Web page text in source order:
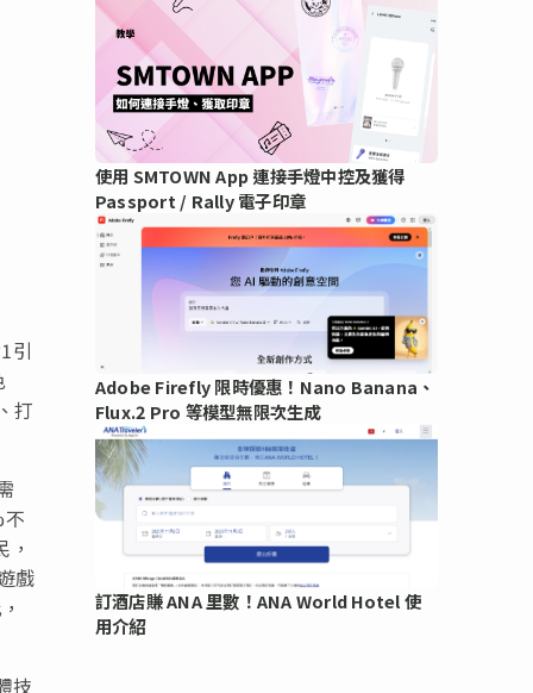
引
打
戲
技
使用 SMTOWN App 連接手燈中控及獲得
Passport / Rally 電子印章
Adobe Firefly 限時優惠！Nano Banana、
Flux.2 Pro 等模型無限次生成
訂酒店賺 ANA 里數！ANA World Hotel 使
用介紹